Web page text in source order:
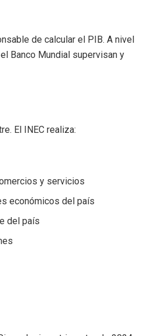
de calcular el PIB. A nivel
Banco Mundial supervisan y
El INEC realiza:
y servicios
económicos del país
del país